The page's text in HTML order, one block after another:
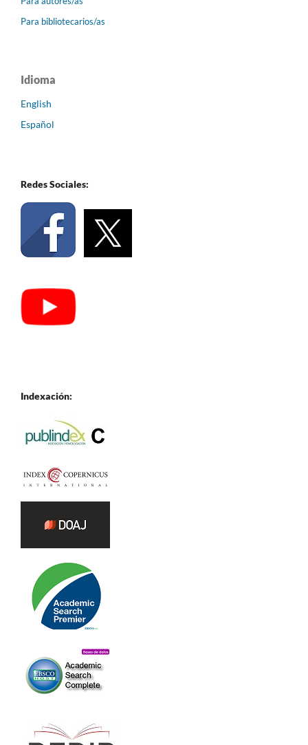
Para bibliotecarios/as
Idioma
English
Español
Redes Sociales:
Indexación: